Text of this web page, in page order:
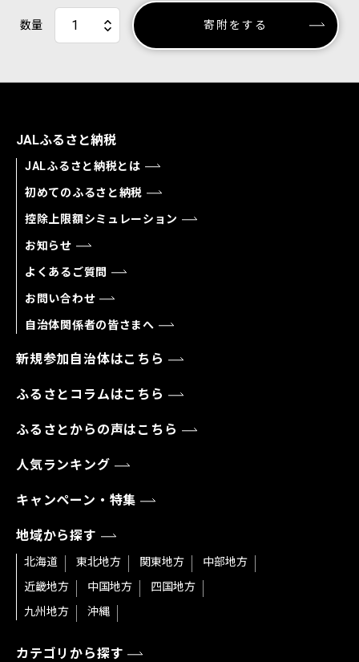
数量 寄附をする
JALふるさと納税
JALふるさと納税とは
初めてのふるさと納税
控除上限額シミュレーション
お知らせ
よくあるご質問
お問い合わせ
自治体関係者の皆さまへ
新規参加自治体はこちら
ふるさとコラムはこちら
ふるさとからの声はこちら
人気ランキング
キャンペーン・特集
地域から探す
北海道 東北地方 関東地方
中部地方
近畿地方
中国地方
四国地方
九州地方
沖縄
カテゴリから探す